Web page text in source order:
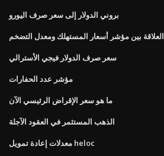
بروني الدولار إلى سعر صرف اليورو
العلاقة بين مؤشر أسعار المستهلك ومعدل التضخم
سعر صرف الدولار فيجي الأسترالي
مؤشر عدد الحفارات
ما هو سعر الإقراض الرئيسي الآن
الذهب المستثمر في العقود الآجلة
معدلات إعادة تمويل heloc